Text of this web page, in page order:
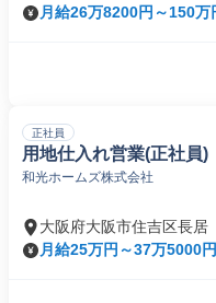
月給26万8200円～150万
正社員
用地仕入れ営業(正社員)
和光ホームズ株式会社
大阪府大阪市住吉区長居
月給25万円～37万5000円